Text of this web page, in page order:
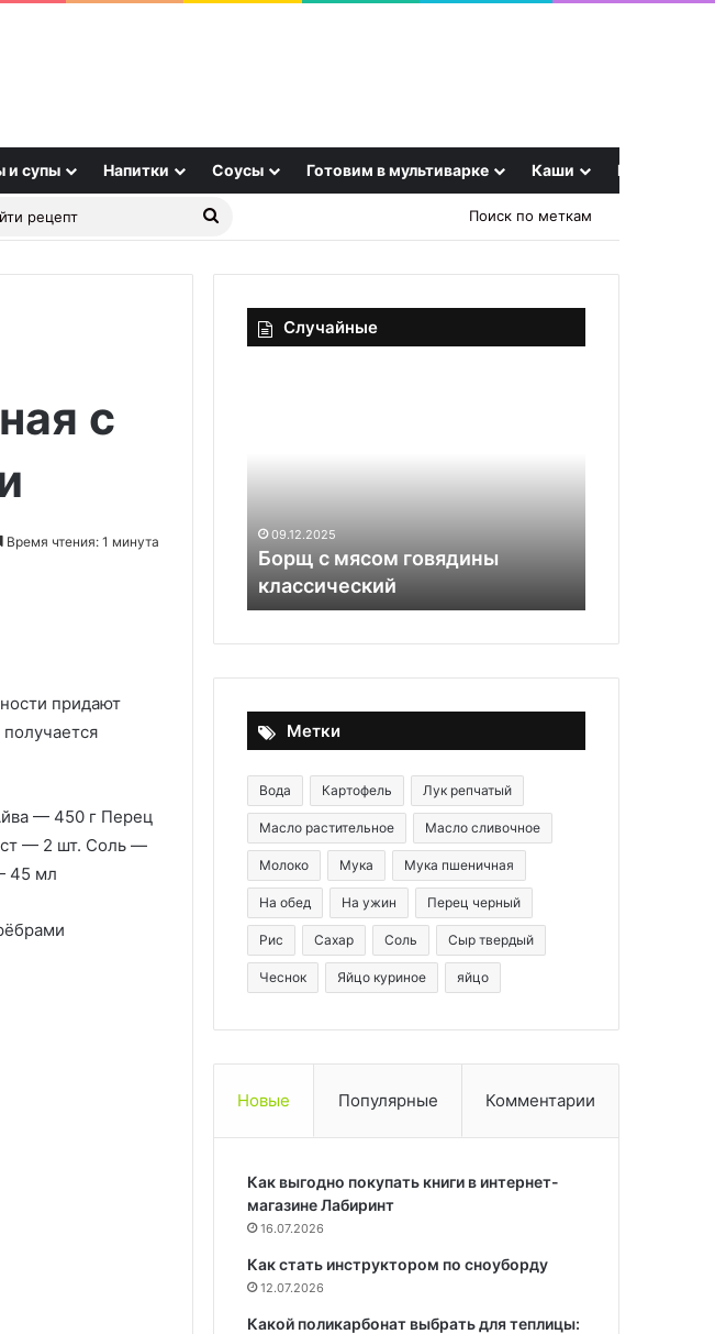
и супы Напитки Соусы Готовим в мультиварке Каши Еще
skin
Найти
Поиск по меткам
с
Время чтения: 1 минута
придают
— 450 г Перец
— 2 шт. Соль —
45 мл
Случайные
09.12.2025
Борщ с мясом говядины
классический
Метки
Вода Картофель Лук репчатый
Масло растительное Масло сливочное
Молоко Мука Мука пшеничная
На обед На ужин Перец черный
Рис Сахар Соль Сыр твердый
Чеснок Яйцо куриное яйцо
Новые Популярные Комментарии
Как выгодно покупать книги в интернет-
магазине Лабиринт
16.07.2026
Как стать инструктором по сноуборду
12.07.2026
Какой поликарбонат выбрать для теплицы: